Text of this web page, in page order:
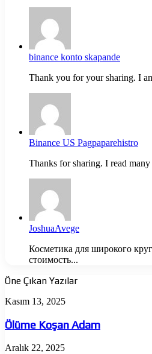
binance konto skapande
Thank you for your sharing. I
Binance US Pagpaparehistro
Thanks for sharing. I read
JoshuaAvege
Косметика для широкого
стоимость...
Öne Çıkan Yazılar
Ölüme
Adam
Kasım 13, 2025
Ölüme Koşan Adam
The
Aralık 22, 2025